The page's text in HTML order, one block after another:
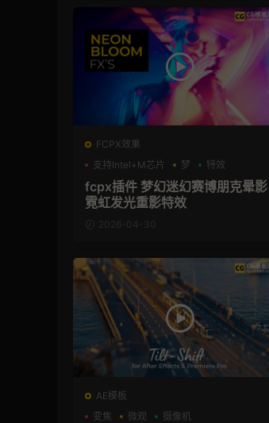
FCPX效果
支持Intel+M芯片
梦 特效
fcpx插件 梦幻迷幻赛博朋克晕影
霓虹发光重影特效
2026-04-30
AE模板
变焦
微观 摄像机